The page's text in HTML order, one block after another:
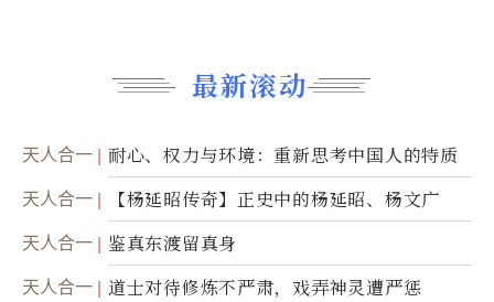
最新滚动
天人合一 耐心、权力与环境：重新思考中国人的特质
天人合一 【杨延昭传奇】正史中的杨延昭、杨文广
天人合一 鉴真东渡留真身
天人合一 道士对待修炼不严肃，戏弄神灵遭严惩